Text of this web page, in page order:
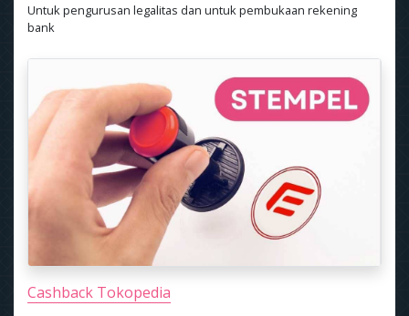
Untuk pengurusan legalitas dan untuk pembukaan rekening
bank
Cashback Tokopedia